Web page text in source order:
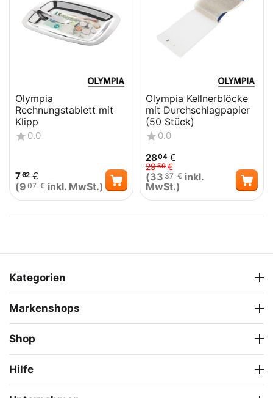
Olympia
Rechnungstablett mit
Klipp
0.0
762 €
(9 07 € inkl. MwSt.)
Olympia Kellnerblöcke
mit Durchschlagpapier
(50 Stück)
0.0
2804 €
2959 €
(33 37 € inkl.
MwSt.)
Kategorien
Markenshops
Shop
Hilfe